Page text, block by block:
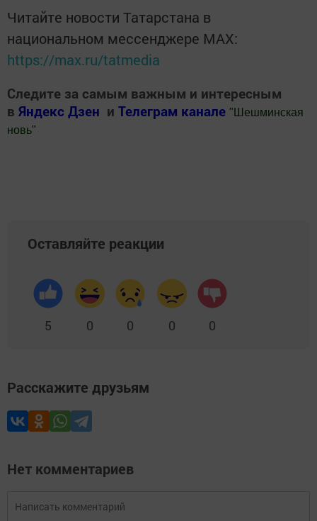
Читайте новости Татарстана в
национальном мессенджере MАХ:
https://max.ru/tatmedia
Следите за самым важным и интересным
в Яндекс Дзен и Телеграм канале " Шешминская
новь"
Оставляйте реакции
5 0 0 0 0
Расскажите друзьям
Нет комментариев